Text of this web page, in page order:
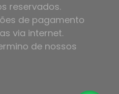
reservados.
de pagamento
via internet.
de nossos